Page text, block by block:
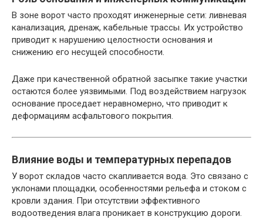
В зоне ворот часто проходят инженерные сети: ливневая
канализация, дренаж, кабельные трассы. Их устройство
приводит к нарушению целостности основания и
снижению его несущей способности.
Даже при качественной обратной засыпке такие участки
остаются более уязвимыми. Под воздействием нагрузок
основание проседает неравномерно, что приводит к
деформациям асфальтового покрытия.
Влияние воды и температурных перепадов
У ворот складов часто скапливается вода. Это связано с
уклонами площадки, особенностями рельефа и стоком с
кровли здания. При отсутствии эффективного
водоотведения влага проникает в конструкцию дороги.